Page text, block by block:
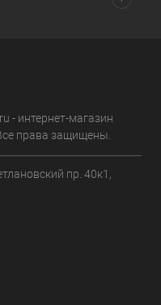
- интернет-магазин
права защищены.
пр. 40к1,